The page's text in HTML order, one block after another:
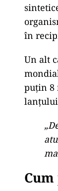
în
Un alt
puțin 8